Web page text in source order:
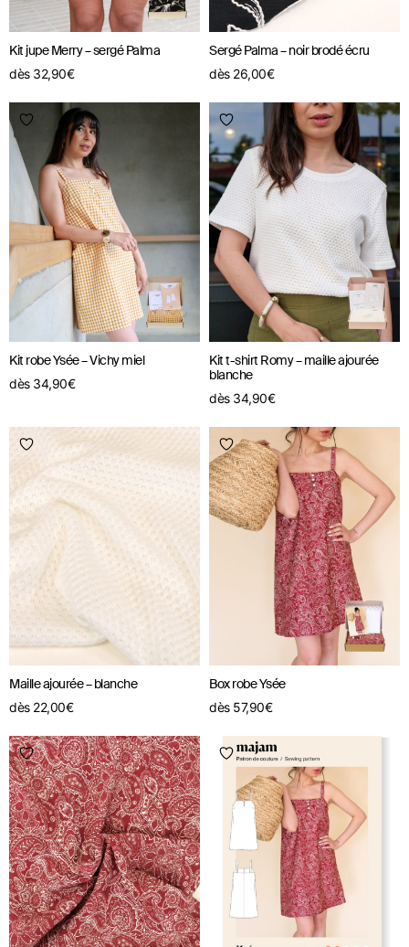
Kit jupe Merry – sergé Palma
dès 32,90€
Sergé Palma – noir brodé écru
dès 26,00€
Kit robe Ysée – Vichy miel
dès 34,90€
Kit t-shirt Romy – maille ajourée
blanche
dès 34,90€
Maille ajourée – blanche
dès 22,00€
Box robe Ysée
dès 57,90€